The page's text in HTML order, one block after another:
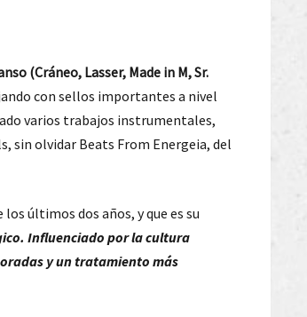
(Cráneo, Lasser, Made in M, Sr.
con sellos importantes a nivel
varios trabajos instrumentales,
sin olvidar Beats From Energeia, del
últimos dos años, y que es su
Influenciado por la cultura
y un tratamiento más